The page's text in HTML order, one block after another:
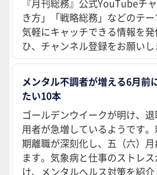
『月刊総務』公式YouTube
き方」「戦略総務」などのテ
気軽にキャッチできる情報を
ひ、チャンネル登録をお願いし
メンタル不調者が増える6月前
たい10本
ゴールデンウイークが明け、
用者が急増しているようです
期離職が深刻化し、五（六）
ます。気象病と仕事のストレ
け、メンタルヘルス対策を紹介